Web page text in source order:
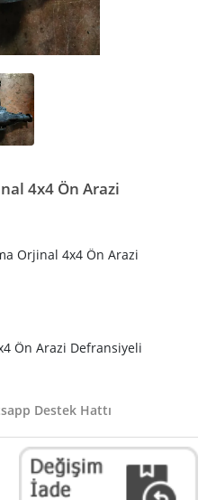
4x4 Ön Arazi
Orjinal 4x4 Ön Arazi
Ön Arazi Defransiyeli
Destek Hattı